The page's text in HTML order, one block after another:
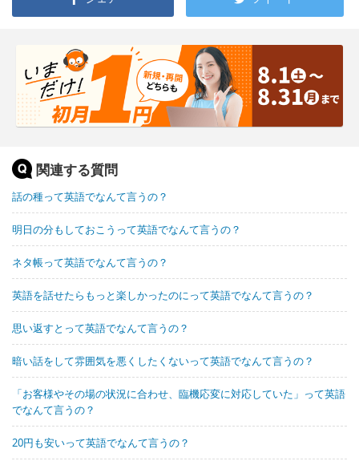
関連する質問
話の種って英語でなんて言うの？
明日の分もしておこうって英語でなんて言うの？
ネタ帳って英語でなんて言うの？
英語を話せたらもっと楽しかったのにって英語でなんて言うの？
思い返すとって英語でなんて言うの？
暗い話をして雰囲気を悪くしたくないって英語でなんて言うの？
「お客様やその場の状況に合わせ、臨機応変に対応していた」って英語
でなんて言うの？
20円も安いって英語でなんて言うの？